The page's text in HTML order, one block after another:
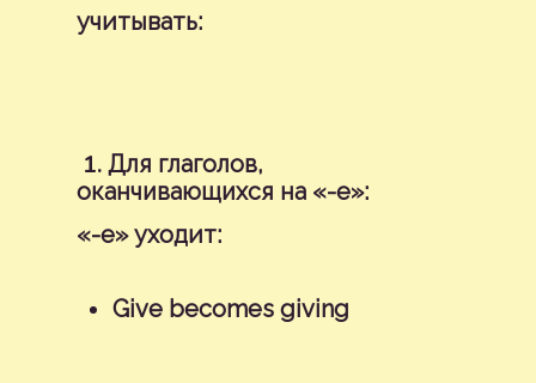
учитывать:
1. Для глаголов,
оканчивающихся на «-е»:
«-е» уходит:
Give becomes giving